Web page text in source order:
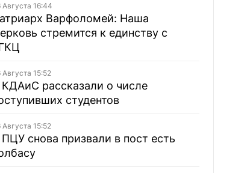
Августа 16:44
Варфоломей: Наша
стремится к единству с
Августа 15:52
рассказали о числе
студентов
Августа 15:52
снова призвали в пост есть